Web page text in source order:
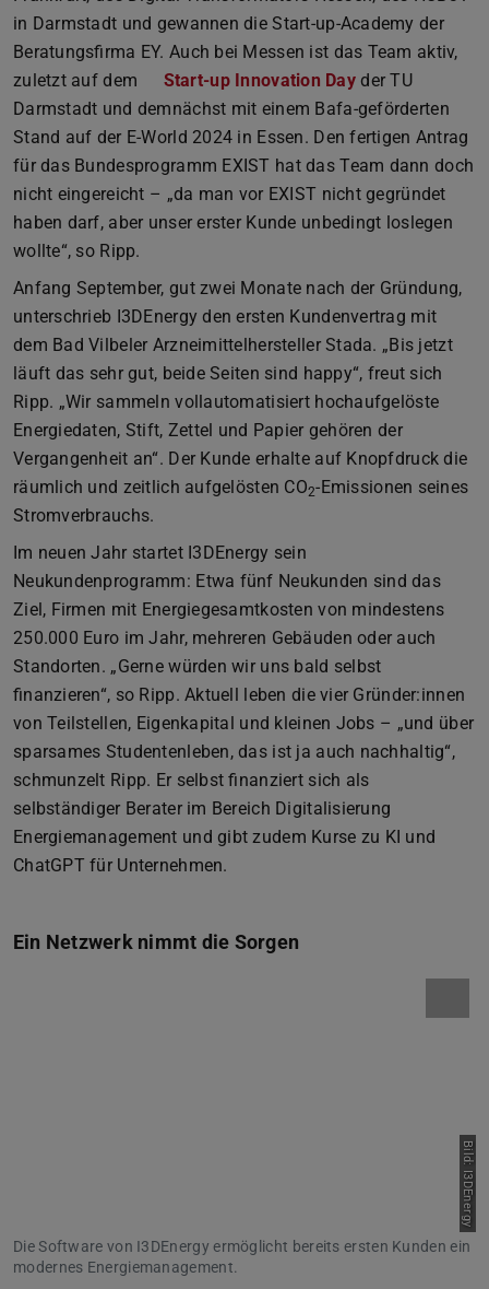
in Darmstadt und gewannen die Start-up-Academy der
Beratungsfirma EY. Auch bei Messen ist das Team aktiv,
zuletzt auf dem
Start-up Innovation Day der TU
Darmstadt und demnächst mit einem Bafa-geförderten
Stand auf der E-World 2024 in Essen. Den fertigen Antrag
für das Bundesprogramm EXIST hat das Team dann doch
nicht eingereicht – „da man vor EXIST nicht gegründet
haben darf, aber unser erster Kunde unbedingt loslegen
wollte“, so Ripp.
Anfang September, gut zwei Monate nach der Gründung,
unterschrieb I3DEnergy den ersten Kundenvertrag mit
dem Bad Vilbeler Arzneimittelhersteller Stada. „Bis jetzt
läuft das sehr gut, beide Seiten sind happy“, freut sich
Ripp. „Wir sammeln vollautomatisiert hochaufgelöste
Energiedaten, Stift, Zettel und Papier gehören der
Vergangenheit an“. Der Kunde erhalte auf Knopfdruck die
räumlich und zeitlich aufgelösten CO2-Emissionen seines
Stromverbrauchs.
Im neuen Jahr startet I3DEnergy sein
Neukundenprogramm: Etwa fünf Neukunden sind das
Ziel, Firmen mit Energiegesamtkosten von mindestens
250.000 Euro im Jahr, mehreren Gebäuden oder auch
Standorten. „Gerne würden wir uns bald selbst
finanzieren“, so Ripp. Aktuell leben die vier Gründer:innen
von Teilstellen, Eigenkapital und kleinen Jobs – „und über
sparsames Studentenleben, das ist ja auch nachhaltig“,
schmunzelt Ripp. Er selbst finanziert sich als
selbständiger Berater im Bereich Digitalisierung
Energiemanagement und gibt zudem Kurse zu KI und
ChatGPT für Unternehmen.
Ein Netzwerk nimmt die Sorgen
Bild: I3DEnergy
Die Software von I3DEnergy ermöglicht bereits ersten Kunden ein
modernes Energiemanagement.